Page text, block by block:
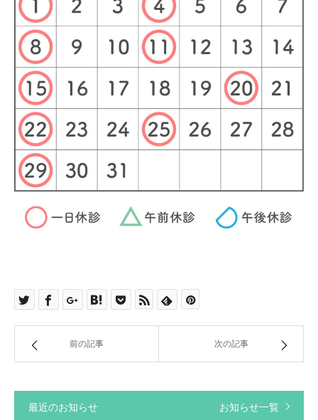
前の記事 次の記事
最近のお知らせ お知らせ一覧